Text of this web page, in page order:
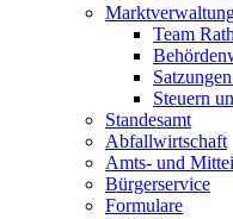
Team
Steuern
Standesamt
Abfallwirtschaft
Amts- und
Bürgerservice
Formulare